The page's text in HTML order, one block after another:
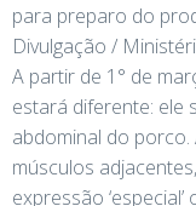
para preparo do
Divulgação /
A partir de 1° de
estará diferente: ele
abdominal do
músculos
expressão ‘especial’